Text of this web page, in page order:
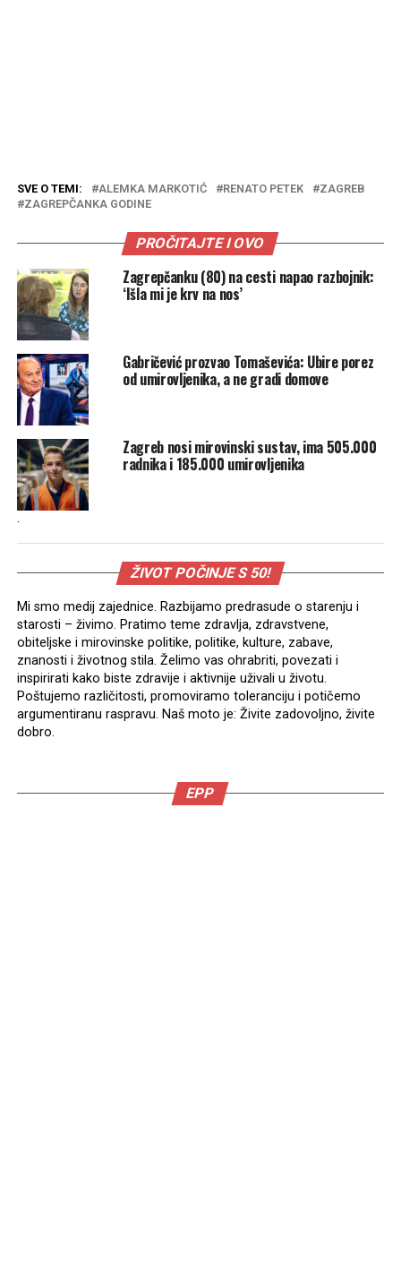
SVE O TEMI: ALEMKA MARKOTIĆ RENATO PETEK
ZAGREB
ZAGREPČANKA GODINE
PROČITAJTE I OVO
Zagrepčanku (80) na cesti napao razbojnik:
‘Išla mi je krv na nos’
Gabričević prozvao Tomaševića: Ubire porez
od umirovljenika, a ne gradi domove
Zagreb nosi mirovinski sustav, ima 505.000
radnika i 185.000 umirovljenika
.
ŽIVOT POČINJE S 50!
Mi smo medij zajednice. Razbijamo predrasude o starenju i
starosti – živimo. Pratimo teme zdravlja, zdravstvene,
obiteljske i mirovinske politike, politike, kulture, zabave,
znanosti i životnog stila. Želimo vas ohrabriti, povezati i
inspirirati kako biste zdravije i aktivnije uživali u životu.
Poštujemo različitosti, promoviramo toleranciju i potičemo
argumentiranu raspravu. Naš moto je: Živite zadovoljno, živite
dobro.
EPP